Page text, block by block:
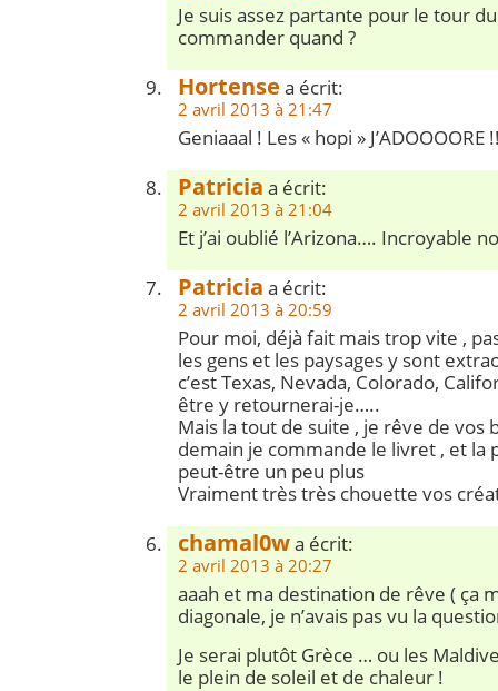
Je suis assez partante pour le tour
commander quand ?
Hortense a écrit:
2 avril 2013 à 21:47
Geniaaal ! Les « hopi » J’ADOOOORE
Patricia a écrit:
2 avril 2013 à 21:04
Et j’ai oublié l’Arizona…. Incroyable
Patricia a écrit:
2 avril 2013 à 20:59
Pour moi, déjà fait mais trop vite ,
les gens et les paysages y sont
c’est Texas, Nevada, Colorado,
être y retournerai-je…..
Mais la tout de suite , je rêve de vos
demain je commande le livret , et la
peut-être un peu plus
Vraiment très très chouette vos
chamal0wa écrit:
2 avril 2013 à 20:27
aaah et ma destination de rêve ( ça
diagonale, je n’avais pas vu la
Je serai plutôt Grèce … ou les
le plein de soleil et de chaleur !